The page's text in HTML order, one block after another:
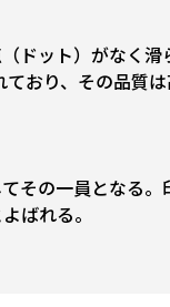
ット）がなく滑
おり、その品質
その一員となる
ばれる。